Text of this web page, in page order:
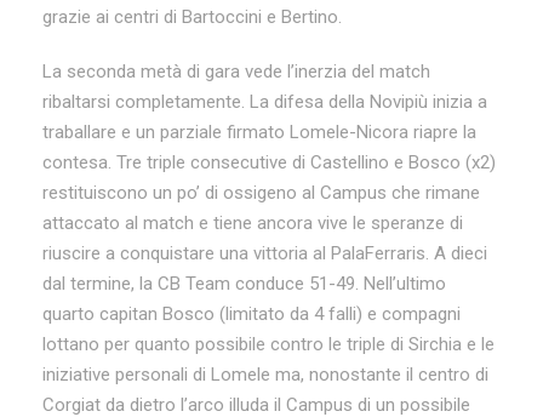
grazie ai centri di Bartoccini e Bertino.
La seconda metà di gara vede l’inerzia del match
ribaltarsi completamente. La difesa della Novipiù inizia a
traballare e un parziale firmato Lomele-Nicora riapre la
contesa. Tre triple consecutive di Castellino e Bosco (x2)
restituiscono un po’ di ossigeno al Campus che rimane
attaccato al match e tiene ancora vive le speranze di
riuscire a conquistare una vittoria al PalaFerraris. A dieci
dal termine, la CB Team conduce 51-49. Nell’ultimo
quarto capitan Bosco (limitato da 4 falli) e compagni
lottano per quanto possibile contro le triple di Sirchia e le
iniziative personali di Lomele ma, nonostante il centro di
Corgiat da dietro l’arco illuda il Campus di un possibile